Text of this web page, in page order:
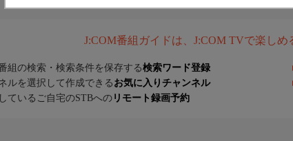
J:COM番組ガイドは、J:COM TVで楽し
組の検索・検索条件を保存する検索ワード登録
ルを選択して作成できる お気に入りチャンネル
ているご自宅のSTBへの リモート録画予約